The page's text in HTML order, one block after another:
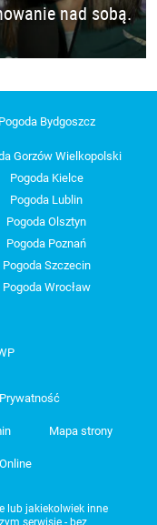
nad sobą.
Pogoda Bydgoszcz
Gorzów Wielkopolski
Pogoda Kielce
Pogoda Lublin
Pogoda Olsztyn
Pogoda Poznań
Pogoda Szczecin
Pogoda Wrocław
Prywatność
Mapa strony
lub jakiekolwiek inne
serwisie - bez